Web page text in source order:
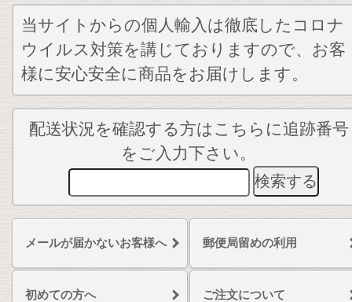
当サイトからの個人輸入は徹底したコロナ
ウイルス対策を講じておりますので、お客
様に安心安全に商品をお届けします。
配送状況を確認する方はこちらに追跡番号
をご入力下さい。
メールが届かないお客様へ 郵便局留めの利用
初めての方へ ご注文について